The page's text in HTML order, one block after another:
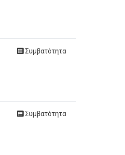
Συμβατότητα
Συμβατότητα